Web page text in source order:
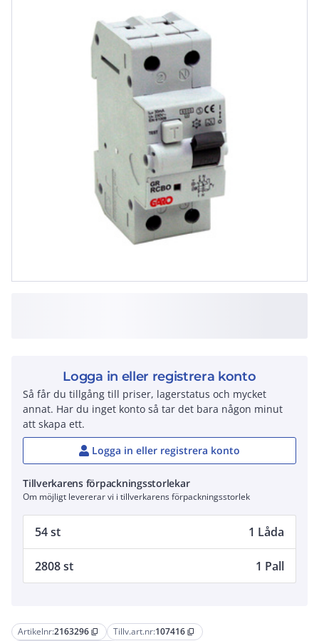
Artikelnr:2163296 content_copy Tillv.art.nr:107416 content_copy
Logga in eller registrera konto
Så får du tillgång till priser, lagerstatus och mycket
annat. Har du inget konto så tar det bara någon minut
att skapa ett.
Logga in eller registrera konto
Tillverkarens förpackningsstorlekar
Om möjligt levererar vi i tillverkarens förpackningsstorlek
54 st 1 Låda
2808 st 1 Pall